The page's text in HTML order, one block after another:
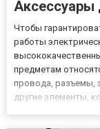
Аксессуары
Чтобы
работы
предметам
провода, разъемы,
другие элементы,